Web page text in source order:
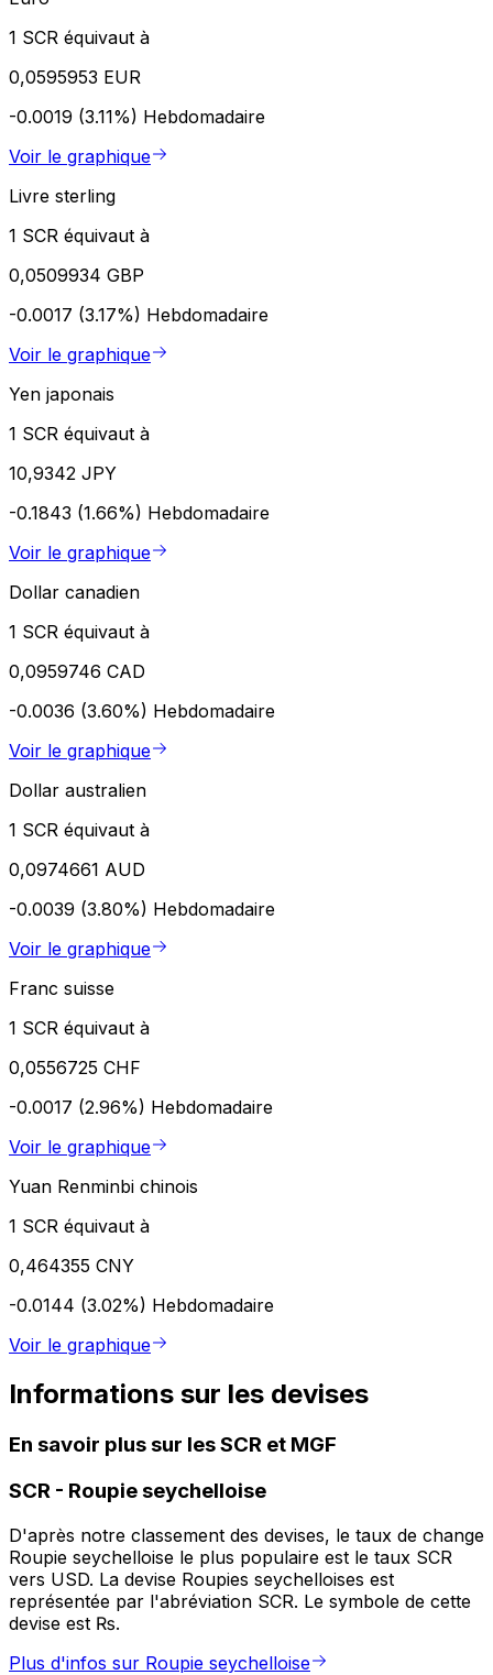
1 SCR équivaut à
0,0595953 EUR
-0.0019 (3.11%) Hebdomadaire
Voir le graphique
Livre sterling
1 SCR équivaut à
0,0509934 GBP
-0.0017 (3.17%) Hebdomadaire
Voir le graphique
Yen japonais
1 SCR équivaut à
10,9342 JPY
-0.1843 (1.66%) Hebdomadaire
Voir le graphique
Dollar canadien
1 SCR équivaut à
0,0959746 CAD
-0.0036 (3.60%) Hebdomadaire
Voir le graphique
Dollar australien
1 SCR équivaut à
0,0974661 AUD
-0.0039 (3.80%) Hebdomadaire
Voir le graphique
Franc suisse
1 SCR équivaut à
0,0556725 CHF
-0.0017 (2.96%) Hebdomadaire
Voir le graphique
Yuan Renminbi chinois
1 SCR équivaut à
0,464355 CNY
-0.0144 (3.02%) Hebdomadaire
Voir le graphique
Informations sur les devises
En savoir plus sur les SCR et MGF
SCR - Roupie seychelloise
D'après notre classement des devises, le taux de change
Roupie seychelloise le plus populaire est le taux SCR
vers USD. La devise Roupies seychelloises est
représentée par l'abréviation SCR. Le symbole de cette
devise est ₨.
Plus d'infos sur Roupie seychelloise